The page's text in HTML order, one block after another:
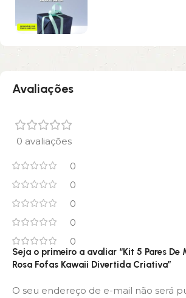
Avaliações
0 avaliações
0
0
0
0
0
Seja o primeiro a avaliar “Kit 5 Pares De
Rosa Fofas Kawaii Divertida Criativa”
O seu endereço de e-mail não será